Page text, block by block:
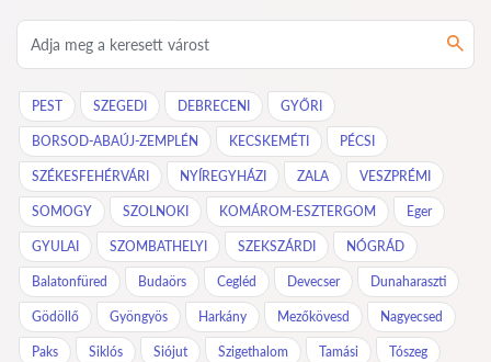
PEST SZEGEDI DEBRECENI GYŐRI
BORSOD-ABAÚJ-ZEMPLÉN KECSKEMÉTI PÉCSI
SZÉKESFEHÉRVÁRI NYÍREGYHÁZI ZALA VESZPRÉMI
SOMOGY SZOLNOKI KOMÁROM-ESZTERGOM Eger
GYULAI SZOMBATHELYI SZEKSZÁRDI NÓGRÁD
Balatonfüred Budaörs Cegléd Devecser Dunaharaszti
Gödöllő Gyöngyös Harkány Mezőkövesd Nagyecsed
Paks Siklós Siójut Szigethalom Tamási Tószeg